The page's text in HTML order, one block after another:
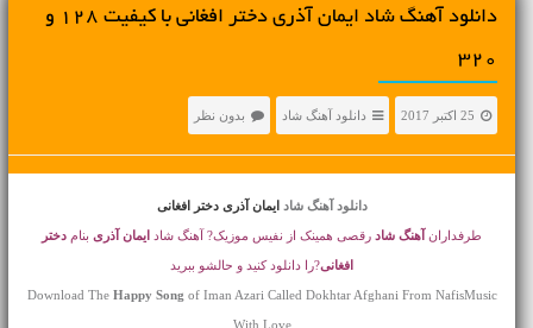
دانلود آهنگ شاد ایمان آذری دختر افغانی با کیفیت 128 و
320
25 اکتبر 2017 دانلود آهنگ شاد بدون نظر
دانلود آهنگ شاد ایمان آذری دختر افغانی
طرفداران آهنگ شادرقصی همینک از نفیس موزیک? آهنگ شاد ایمان آذریبنام دختر
افغانی?را دانلود کنید و حالشو ببرید
Download The Happy Song of Iman Azari Called Dokhtar Afghani From NafisMusic
With Love